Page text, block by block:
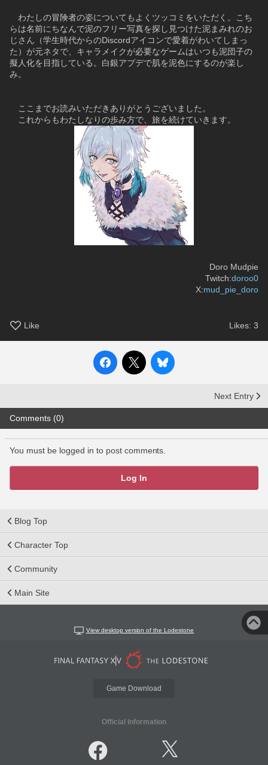
わたしの冒険者の姿についてもよくツッコミをいただく。こち
らは名前にちなんで泥のフリー写真を探し見つけた泥まみれのお
じさん（学生時代からのDiscordアイコンで愛着がわいてしまっ
た）が元ネタで、キャラメイクが必要なゲームはいつも泥団子の
擬人化を目指している。白銀アプデで肌を泥色にするのが楽し
み。
ここまでお読みいただきありがとうございました。
これからもわたしなりの歩み方で、旅を続けていきます。
Doro Mudpie
Twitch:doroo0
X:mud_pie_doro
Like Likes: 3
Next Entry
Comments (0)
You must be logged in to post comments.
Log In
Blog Top
Character Top
Community
Main Site
View desktop version of the Lodestone
Game Download
Official Information